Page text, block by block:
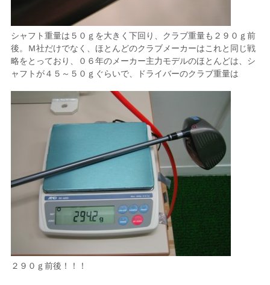
シャフト重量は５０ｇを大きく下回り、クラブ重量も２９０ｇ前
後。Ｍ社だけでなく、ほとんどのクラブメーカーはこれと同じ戦
略をとっており、０６年のメーカー主力モデルのほとんどは、シ
ャフトが４５～５０ｇぐらいで、ドライバーのクラブ重量は
２９０ｇ前後！！！